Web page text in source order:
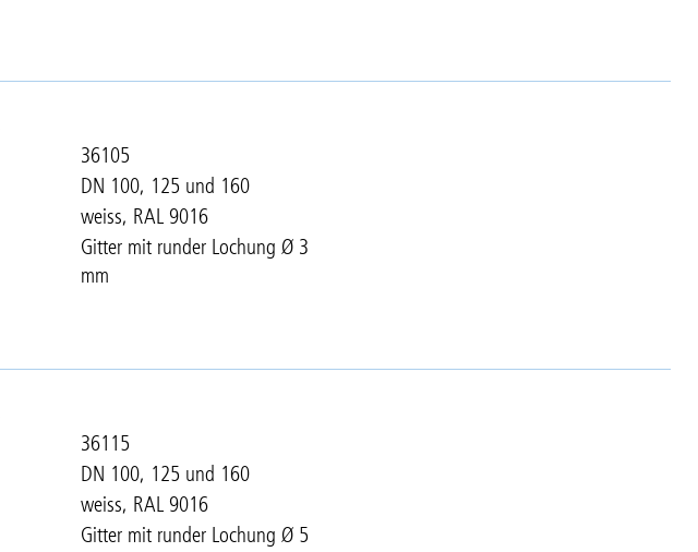
36105
DN 100, 125 und 160
weiss, RAL 9016
Gitter mit runder Lochung Ø 3
mm
36115
DN 100, 125 und 160
weiss, RAL 9016
Gitter mit runder Lochung Ø 5